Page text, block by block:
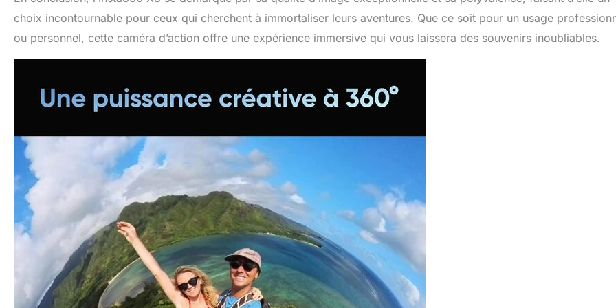
choix incontournable pour ceux qui cherchent à immortaliser leurs aventures. Que ce soit pour un usage
ou personnel, cette caméra d’action offre une expérience immersive qui vous laissera des souvenirs inoubliables.